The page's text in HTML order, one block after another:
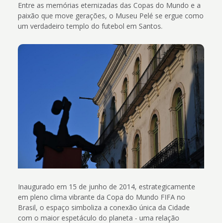
Entre as memórias eternizadas das Copas do Mundo e a
paixão que move gerações, o Museu Pelé se ergue como
um verdadeiro templo do futebol em Santos.
Inaugurado em 15 de junho de 2014, estrategicamente
em pleno clima vibrante da Copa do Mundo FIFA no
Brasil, o espaço simboliza a conexão única da Cidade
com o maior espetáculo do planeta - uma relação